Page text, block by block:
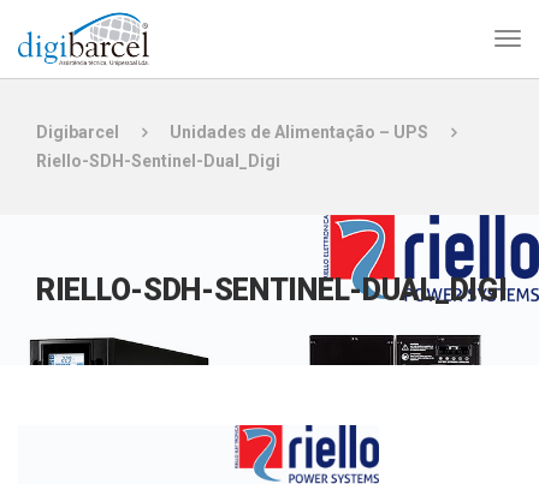
Digibarcel
Unidades de Alimentação – UPS
Riello-SDH-Sentinel-Dual_Digi
RIELLO-SDH-SENTINEL-DUAL_DIGI